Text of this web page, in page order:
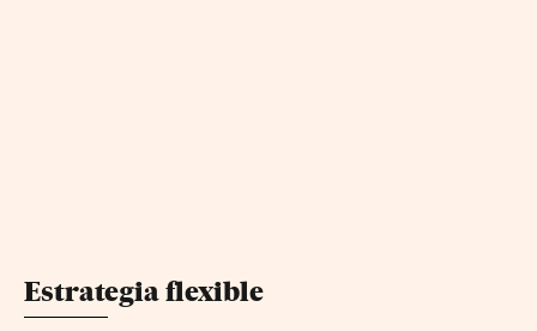
Estrategia flexible